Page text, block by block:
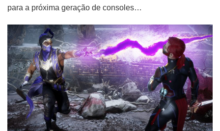
para a próxima geração de consoles…